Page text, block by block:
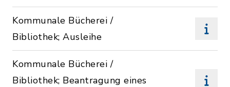
Kommunale Bücherei /
Bibliothek; Ausleihe
Kommunale Bücherei /
Bibliothek; Beantragung eines